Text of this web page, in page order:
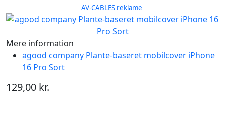
AV-CABLES reklame
Mere information
agood company Plante-baseret mobilcover iPhone
16 Pro Sort
129,00 kr.